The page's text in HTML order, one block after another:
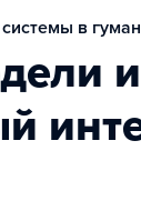
в
и